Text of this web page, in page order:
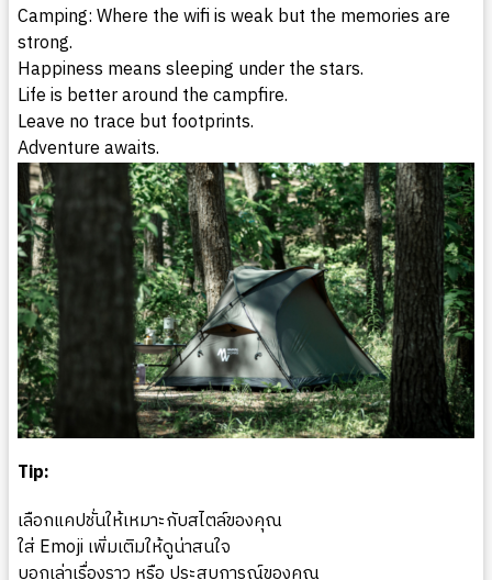
Camping: Where the wifi is weak but the memories are
strong.
Happiness means sleeping under the stars.
Life is better around the campfire.
Leave no trace but footprints.
Adventure awaits.
Tip:
เลือกแคปชั่นให้เหมาะกับสไตล์ของคุณ
ใส่ Emoji เพิ่มเติมให้ดูน่าสนใจ
บอกเล่าเรื่องราว หรือ ประสบการณ์ของคุณ